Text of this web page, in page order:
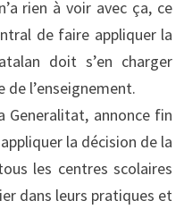
rien à voir avec ça, ce
de faire appliquer la
doit s’en charger
de l’enseignement.
Generalitat, annonce fin
la décision de la
les centres scolaires
dans leurs pratiques et